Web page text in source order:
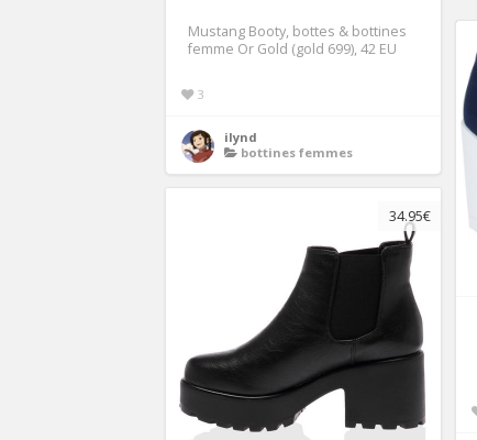
Mustang Booty, bottes & bottines
femme Or Gold (gold 699), 42 EU
3
ilynd
bottines femmes
34.95€